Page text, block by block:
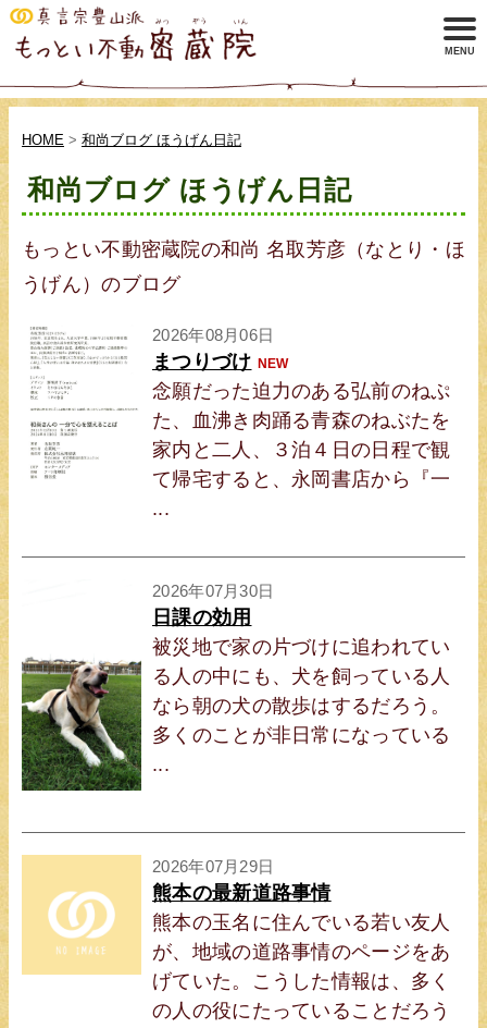
HOME > 和尚ブログ ほうげん日記
和尚ブログ ほうげん日記
もっとい不動密蔵院の和尚 名取芳彦（なとり・ほ
うげん）のブログ
2026年08月06日
まつりづけ NEW
念願だった迫力のある弘前のねぷ
た、血沸き肉踊る青森のねぶたを
家内と二人、３泊４日の日程で観
て帰宅すると、永岡書店から『一
...
2026年07月30日
日課の効用
被災地で家の片づけに追われてい
る人の中にも、犬を飼っている人
なら朝の犬の散歩はするだろう。
多くのことが非日常になっている
...
2026年07月29日
熊本の最新道路事情
熊本の玉名に住んでいる若い友人
が、地域の道路事情のページをあ
げていた。こうした情報は、多く
の人の役にたっていることだろう